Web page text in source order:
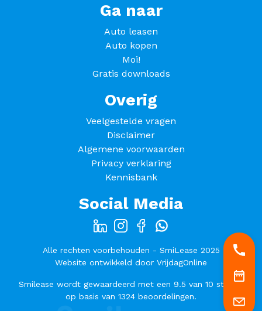
Ga naar
Auto leasen
Auto kopen
Moi!
Gratis downloads
Overig
Veelgestelde vragen
Disclaimer
Algemene voorwaarden
Privacy verklaring
Kennisbank
Social Media
Alle rechten voorbehouden - SmiLease 2025
Website ontwikkeld door VrijdagOnline
Smilease wordt gewaardeerd met een 9.5 van 10 sterren
op basis van 1324 beoordelingen.